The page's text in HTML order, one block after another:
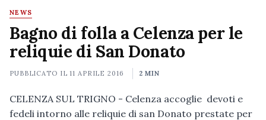
NEWS
Bagno di folla a Celenza per le
reliquie di San Donato
PUBBLICATO IL11 APRILE 2016 2 MIN
CELENZA SUL TRIGNO - Celenza accoglie devoti e
fedeli intorno alle reliquie di san Donato prestate per